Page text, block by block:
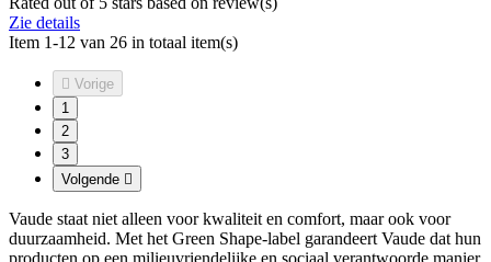
Zie details
Item 1-12 van 26 in totaal item(s)
 Vorige
1
2
3
Volgende 
Vaude staat niet alleen voor kwaliteit en comfort, maar ook voor
duurzaamheid. Met het Green Shape-label garandeert Vaude dat hun
producten op een milieuvriendelijke en sociaal verantwoorde manier